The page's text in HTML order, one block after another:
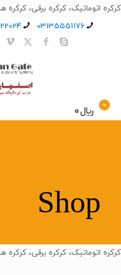
کرکره اتوماتیک، کرکره برقی،
03135551176
0 ﷼0
Shop
کرکره اتوماتیک، کرکره برقی،